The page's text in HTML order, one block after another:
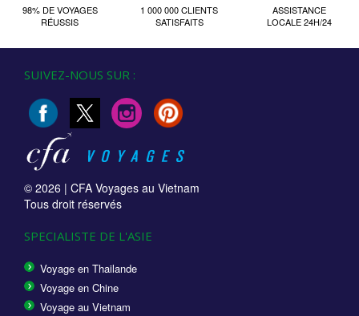
98% DE VOYAGES
RÉUSSIS
1 000 000 CLIENTS
SATISFAITS
ASSISTANCE
LOCALE 24H/24
SUIVEZ-NOUS SUR :
© 2026 | CFA Voyages au Vietnam
Tous droit réservés
SPECIALISTE DE L'ASIE
Voyage en Thailande
Voyage en Chine
Voyage au Vietnam